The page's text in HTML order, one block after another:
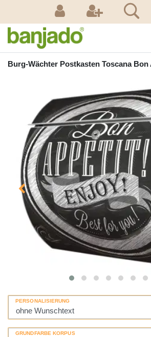
Burg-Wächter Postkasten Toscana Bon
PERSONALISIERUNG
GRUNDFARBE KORPUS